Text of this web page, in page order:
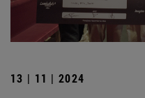
13 | 11 | 2024